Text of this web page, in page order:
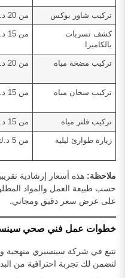
تركيب شاور بوكس من 20 د.ك
كشف تسربات
بالكاميرا
من 15 د.ك
تركيب مضخة مياه من 20 د.ك
تركيب سخان مياه من 15 د.ك
تركيب فلتر مياه من 15 د.ك
زيارة طوارئ ليلية من 5 د.ك إضافية
ملاحظة: هذه أسعار إرشادية
حسب طبيعة العمل والمواد
على عرض سعر دقيق ومجاني.
خطوات عمل فني صحي
نتبع في شركة سينسبري
لنضمن لك تجربة احترافية من